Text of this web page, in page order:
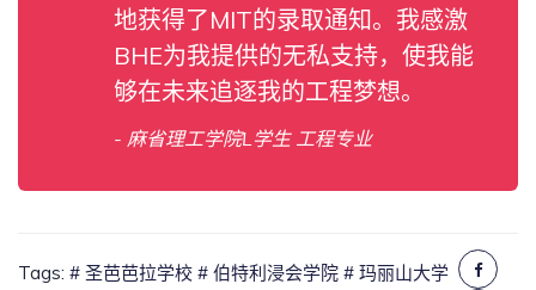
地获得了MIT的录取通知。我感激
BHE为我提供的无私支持，使我能
够在未来追逐我的工程梦想。
- 麻省理工学院L学生 工程专业
Tags: # 圣芭芭拉学校 # 伯特利浸会学院 # 玛丽山大学